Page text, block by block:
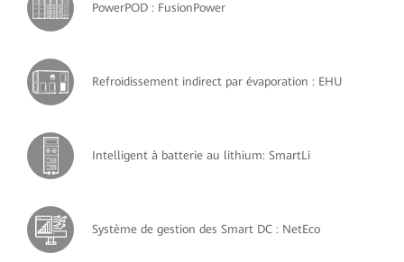
PowerPOD : FusionPower
Refroidissement indirect par évaporation : EHU
Intelligent à batterie au lithium: SmartLi
Système de gestion des Smart DC : NetEco